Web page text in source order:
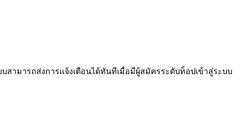
ามารถส่งการแจ้งเตือนได้ทันทีเมื่อมีผู้สมัครระดับท็อปเข้าสู่ระบบ